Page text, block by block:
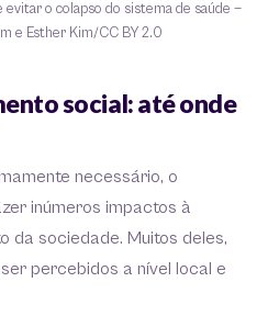
evitar o colapso do sistema de saúde —
e Esther Kim/CC BY 2.0
social: até onde
necessário, o
inúmeros impactos à
da sociedade. Muitos deles,
percebidos a nível local e